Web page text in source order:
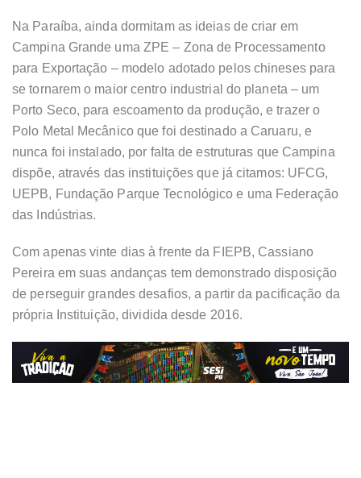
Na Paraíba, ainda dormitam as ideias de criar em
Campina Grande uma ZPE – Zona de Processamento
para Exportação – modelo adotado pelos chineses para
se tornarem o maior centro industrial do planeta – um
Porto Seco, para escoamento da produção, e trazer o
Polo Metal Mecânico que foi destinado a Caruaru, e
nunca foi instalado, por falta de estruturas que Campina
dispõe, através das instituições que já citamos: UFCG,
UEPB, Fundação Parque Tecnológico e uma Federação
das Indústrias.
Com apenas vinte dias à frente da FIEPB, Cassiano
Pereira em suas andanças tem demonstrado disposição
de perseguir grandes desafios, a partir da pacificação da
própria Instituição, dividida desde 2016.